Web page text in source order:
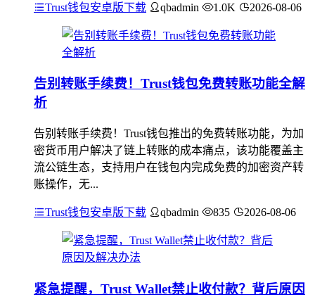
Trust钱包安卓版下载 qbadmin 1.0K 2026-08-06
告别转账手续费！Trust钱包免费转账功能全解
析
告别转账手续费！Trust钱包推出的免费转账功能，为加
密货币用户解决了链上转账的成本痛点，该功能覆盖主
流公链生态，支持用户在钱包内完成免费的加密资产转
账操作，无...
Trust钱包安卓版下载 qbadmin 835 2026-08-06
紧急提醒，Trust Wallet禁止收付款？背后原因